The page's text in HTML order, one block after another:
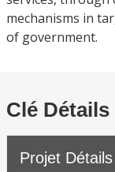
mechanisms in
of government.
Clé Détails
Projet Détails